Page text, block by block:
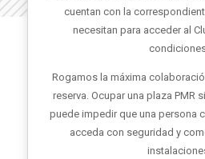
cuentan con la
necesitan para acceder al
Rogamos la máxima
reserva. Ocupar una plaza PMR
puede impedir que una persona
acceda con seguridad y